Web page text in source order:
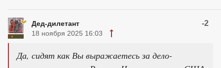
Дед-дилетант -2
18 ноября 2025 16:03
Да, сидят как Вы выражаетесь за дело-